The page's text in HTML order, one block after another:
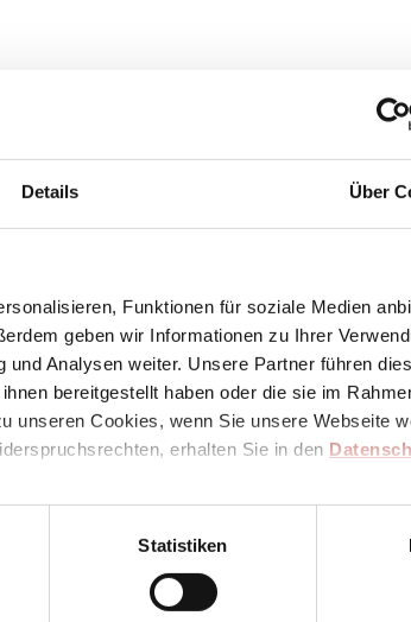
Details Über
Funktionen für soziale Medien
geben wir Informationen zu Ihrer
Analysen weiter. Unsere Partner führen
bereitgestellt haben oder die sie im
unseren Cookies, wenn Sie unsere Webseite
erhalten Sie in den
Statistiken